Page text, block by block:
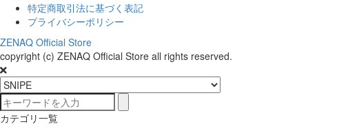
特定商取引法に基づく表記
プライバシーポリシー
ZENAQ Official Store
copyright (c) ZENAQ Official Store all rights reserved.
カテゴリ一覧